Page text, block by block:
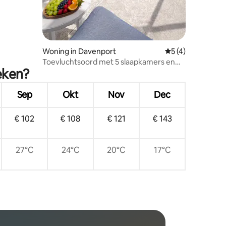
Woning in Davenport Gemiddelde
5 (4)
Toevluchtsoord met 5 slaapkamers en
Sep Okt Nov Dec
€ 102 € 108 € 121 € 143
27°C 24°C 20°C 17°C